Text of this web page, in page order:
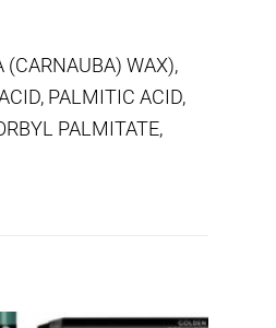
(CARNAUBA) WAX),
PALMITIC ACID,
PALMITATE,